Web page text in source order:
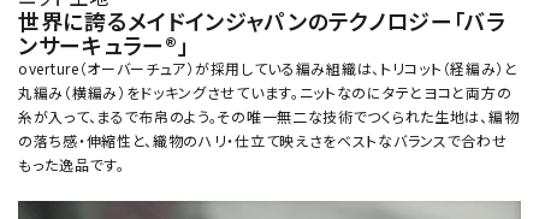
世界に誇るメイドインジャパンのテクノロジー「バラ
ンサーキュラー®」
overture（オーバーチュア）が採用している編み組織は、トリコット（経編み）と
丸編み（横編み）をドッキングさせています。ニットなのにタテとヨコと両方の
糸が入って、まるで布帛のよう。その唯一無二な技術でつくられた生地は、編物
の落ち感・伸縮性と、織物のハリ・仕立て映えさをベストなバランスで合わせ
もった逸品です。